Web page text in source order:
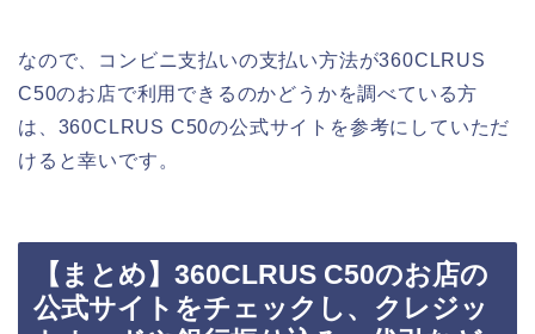
なので、コンビニ支払いの支払い方法が360CLRUS
C50のお店で利用できるのかどうかを調べている方
は、360CLRUS C50の公式サイトを参考にしていただ
けると幸いです。
【まとめ】360CLRUS C50のお店の
公式サイトをチェックし、クレジッ